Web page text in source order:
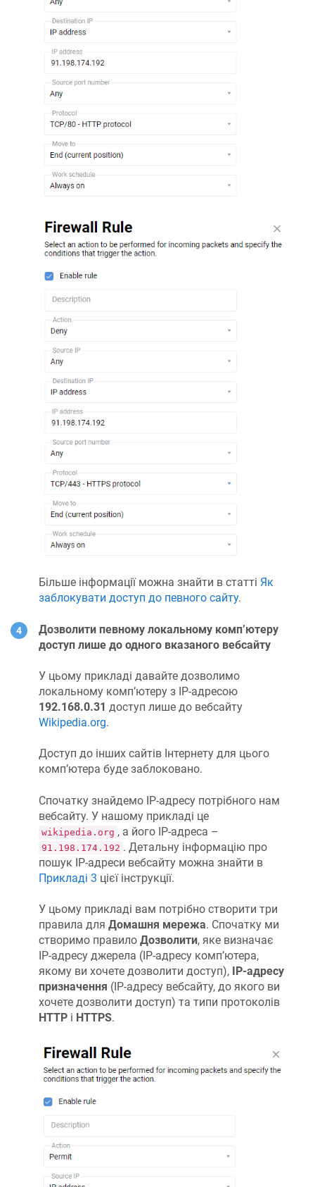
Більше інформації можна знайти в статті Як
заблокувати доступ до певного сайту.
Дозволити певному локальному комп’ютеру
доступ лише до одного вказаного вебсайту
У цьому прикладі давайте дозволимо
локальному комп’ютеру з IP-адресою
192.168.0.31 доступ лише до вебсайту
Wikipedia.org.
Доступ до інших сайтів Інтернету для цього
комп’ютера буде заблоковано.
Спочатку знайдемо IP-адресу потрібного нам
вебсайту. У нашому прикладі це
wikipedia.org , а його IP-адреса –
91.198.174.192 . Детальну інформацію про
пошук IP-адреси вебсайту можна знайти в
Прикладі 3 цієї інструкції.
У цьому прикладі вам потрібно створити три
правила для Домашня мережа. Спочатку ми
створимо правило Дозволити, яке визначає
IP-адресу джерела (IP-адресу комп’ютера,
якому ви хочете дозволити доступ), IP-адресу
призначення (IP-адресу вебсайту, до якого ви
хочете дозволити доступ) та типи протоколів
HTTP і HTTPS.